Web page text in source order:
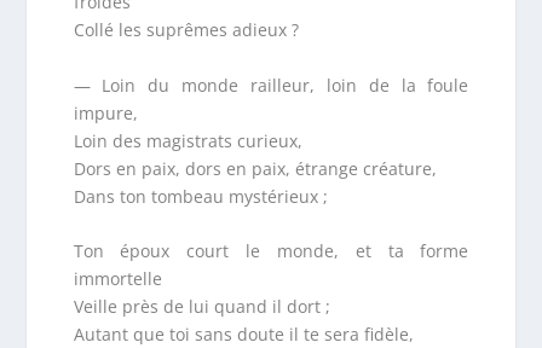
Collé les suprêmes adieux ?
— Loin du monde railleur, loin de la foule
impure,
Loin des magistrats curieux,
Dors en paix, dors en paix, étrange créature,
Dans ton tombeau mystérieux ;
Ton époux court le monde, et ta forme
immortelle
Veille près de lui quand il dort ;
Autant que toi sans doute il te sera fidèle,